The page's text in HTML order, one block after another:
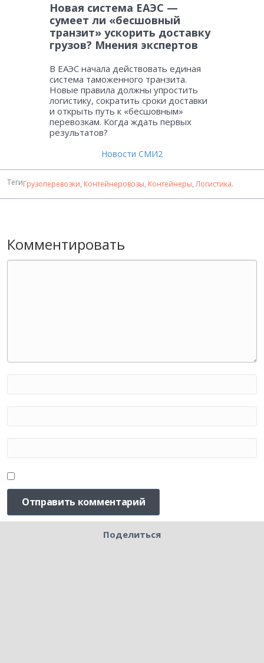
Новая система ЕАЭС —
сумеет ли «бесшовный
транзит» ускорить доставку
грузов? Мнения экспертов
В ЕАЭС начала действовать единая
система таможенного транзита.
Новые правила должны упростить
логистику, сократить сроки доставки
и открыть путь к «бесшовным»
перевозкам. Когда ждать первых
результатов?
Новости СМИ2
ТегиГрузоперевозки, Контейнеровозы, Контейнеры,Логистика.
Комментировать
Поделиться